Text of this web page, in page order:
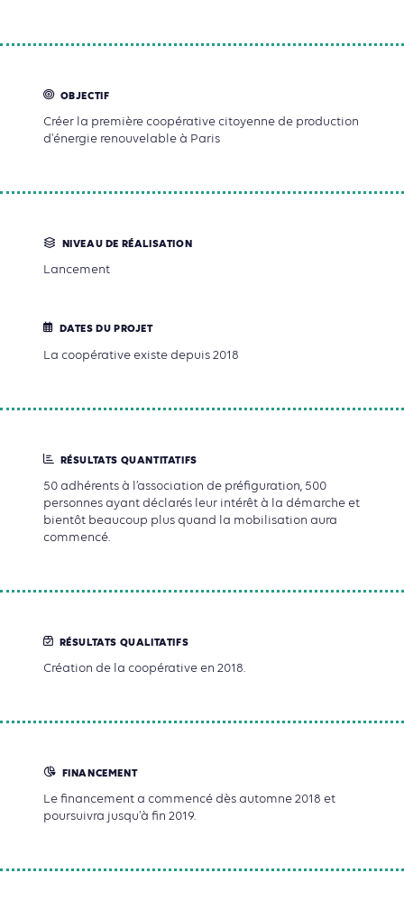
OBJECTIF
Créer la première coopérative citoyenne de production
d'énergie renouvelable à Paris
NIVEAU DE RÉALISATION
Lancement
DATES DU PROJET
La coopérative existe depuis 2018
RÉSULTATS QUANTITATIFS
50 adhérents à l’association de préfiguration, 500
personnes ayant déclarés leur intérêt à la démarche et
bientôt beaucoup plus quand la mobilisation aura
commencé.
RÉSULTATS QUALITATIFS
Création de la coopérative en 2018.
FINANCEMENT
Le financement a commencé dès automne 2018 et
poursuivra jusqu'à fin 2019.